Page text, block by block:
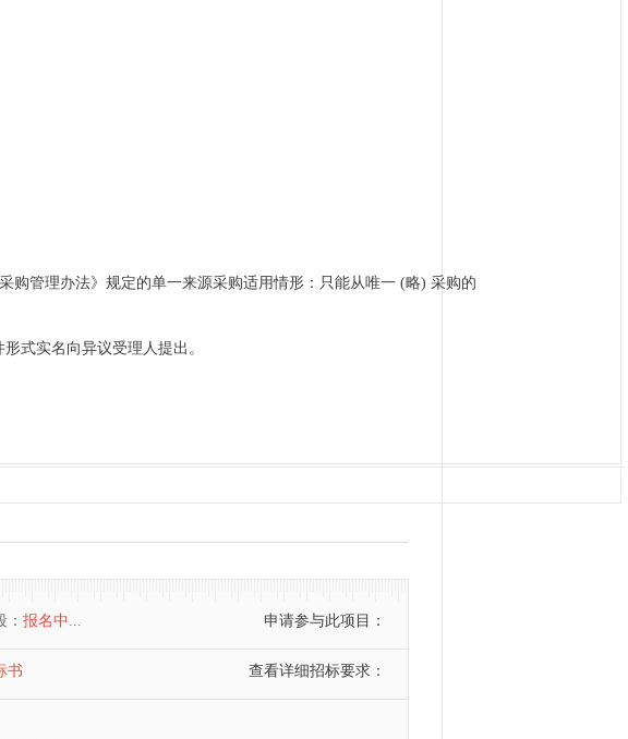
管理办法》规定的单一来源采购适用情形：只能从唯一 (略) 采购的
式实名向异议受理人提出。
报名中... 申请参与此项目：
书 查看详细招标要求：